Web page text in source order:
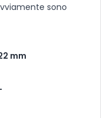
sono
mm